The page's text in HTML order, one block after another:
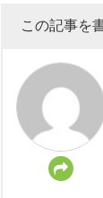
この記事を